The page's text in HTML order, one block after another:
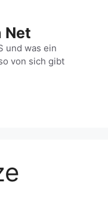
Net
und was ein
von sich gibt